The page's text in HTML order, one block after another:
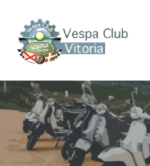
contenido